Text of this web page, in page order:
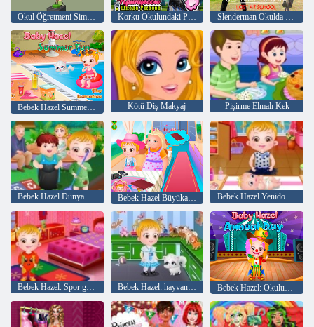
Okul Öğretmeni Simülatörü Korku Okulundaki Prensesler Slenderman Okulda Kayboldu
Kötü Diş Makyaj Pişirme Elmalı Kek
Bebek Hazel Dünya Günü Bebek Hazel Büyükanne Evi Bebek Hazel Yenidoğan Aşılama
Bebek Hazel. Spor günü Bebek Hazel: hayvanlar keşfedin Bebek Hazel: Okulun Yıllık günü